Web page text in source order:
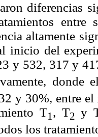
diferencias
entre
altamente
inicio del
y 532, 317 y
donde
y 30%, entre
T1 , T2 y
los